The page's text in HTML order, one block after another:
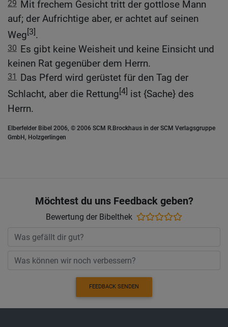
29 Mit frechem Gesicht tritt der gottlose Mann
auf; der Aufrichtige aber, er achtet auf seinen
Weg[3].
30 Es gibt keine Weisheit und keine Einsicht und
keinen Rat gegenüber dem Herrn.
31
Das Pferd wird gerüstet für den Tag der
Schlacht, aber die Rettung[4] ist {Sache} des
Herrn.
Elberfelder Bibel 2006, © 2006 SCM R.Brockhaus in der SCM Verlagsgruppe
GmbH, Holzgerlingen
Möchtest du uns Feedback geben?
Bewertung der Bibelthek
FEEDBACK SENDEN